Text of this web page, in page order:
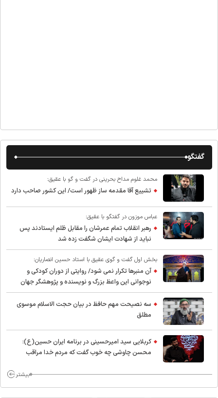
گفتگو
محمد غلوم مداح بحرینی در گفت و گو با عقیق:
تشییع آقا مقدمه ساز ظهور است/ این کشور صاحب دارد
عباس موزون در گفتگو با عقیق:
رهبر انقلاب تمام عمرشان را مقابل ظلم ایستادند پس
نباید از شهادت ایشان شگفت زده شد
بخش اول گفت و گوی عقیق با استاد حسین انصاریان:
آن منبرها تکرار نمی شود/ روایتی از دوران کودکی و
نوجوانی این واعظ بزرگ و نویسنده و پژوهشگر جهان
اسلام
سه نصیحت مهم حافظ در بیان حجت الاسلام موسوی
مطلق
کربلایی سید امیر‌حسینی در برنامه ایران حسین(ع):
محسن چاوشی چه خوب گفت که مردم خدا مراقب
بیشتر